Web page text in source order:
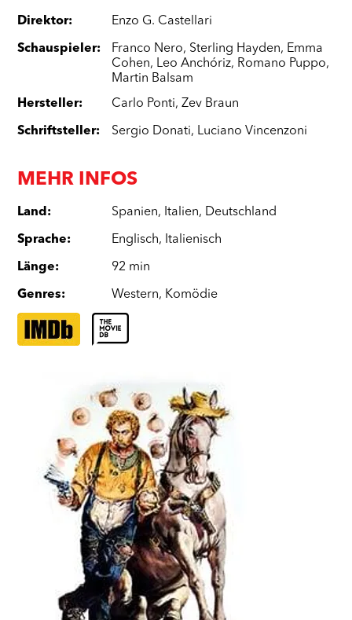
Direktor: Enzo G. Castellari
Schauspieler: Franco Nero, Sterling Hayden, Emma
Cohen, Leo Anchóriz, Romano Puppo,
Martin Balsam
Hersteller: Carlo Ponti,Zev Braun
Schriftsteller: Sergio Donati, Luciano Vincenzoni
MEHR INFOS
Land: Spanien, Italien, Deutschland
Sprache: Englisch, Italienisch
Länge: 92 min
Genres: Western, Komödie